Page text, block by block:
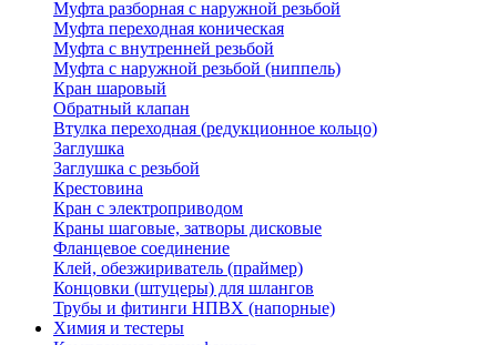
Муфта разборная с наружной резьбой
Муфта переходная коническая
Муфта с внутренней резьбой
Муфта с наружной резьбой (ниппель)
Кран шаровый
Обратный клапан
Втулка переходная (редукционное кольцо)
Заглушка
Заглушка с резьбой
Крестовина
Кран с электроприводом
Краны шаговые, затворы дисковые
Фланцевое соединение
Клей, обезжириватель (праймер)
Концовки (штуцеры) для шлангов
Трубы и фитинги НПВХ (напорные)
Химия и тестеры